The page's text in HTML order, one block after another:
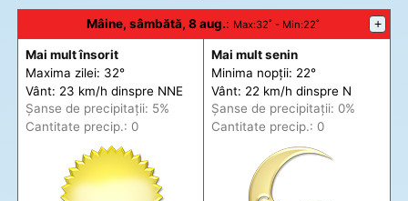
Mâine, sâmbătă, 8 aug.: Max:32˚ - Min:22˚ +
Mai mult însorit
Maxima zilei: 32°
Vânt: 23 km/h dinspre NNE
Șanse de precipitații: 5%
Cantitate precip.: 0
Mai mult senin
Minima nopții: 22°
Vânt: 22 km/h dinspre N
Șanse de precipitații: 0%
Cantitate precip.: 0